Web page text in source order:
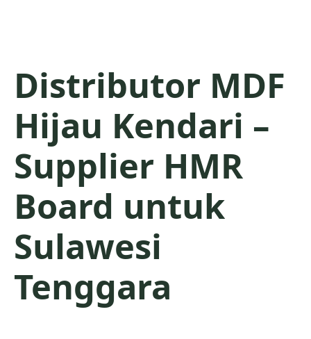
Distributor MDF
Hijau Kendari –
Supplier HMR
Board untuk
Sulawesi
Tenggara